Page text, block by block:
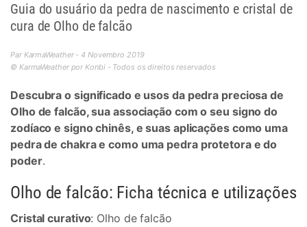
Guia do usuário da pedra de nascimento e cristal de
cura de Olho de falcão
Par KarmaWeather - 4 Novembro 2019
© KarmaWeather por Konbi - Todos os direitos reservados
Descubra o significado e usos da pedra preciosa de
Olho de falcão, sua associação com o seu signo do
zodíaco e signo chinês, e suas aplicações como uma
pedra de chakra e como uma pedra protetora e do
poder.
Olho de falcão: Ficha técnica e utilizações
Cristal curativo: Olho de falcão